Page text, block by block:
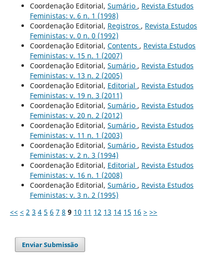
Coordenação Editorial, Sumário , Revista Estudos
Feministas: v. 6 n. 1 (1998)
Coordenação Editorial, Registros , Revista Estudos
Feministas: v. 0 n. 0 (1992)
Coordenação Editorial, Contents , Revista Estudos
Feministas: v. 15 n. 1 (2007)
Coordenação Editorial, Sumário , Revista Estudos
Feministas: v. 13 n. 2 (2005)
Coordenação Editorial, Editorial , Revista Estudos
Feministas: v. 19 n. 3 (2011)
Coordenação Editorial, Sumário , Revista Estudos
Feministas: v. 20 n. 2 (2012)
Coordenação Editorial, Sumário , Revista Estudos
Feministas: v. 11 n. 1 (2003)
Coordenação Editorial, Sumário , Revista Estudos
Feministas: v. 2 n. 3 (1994)
Coordenação Editorial, Editorial , Revista Estudos
Feministas: v. 16 n. 1 (2008)
Coordenação Editorial, Sumário , Revista Estudos
Feministas: v. 3 n. 2 (1995)
<< < 2 3 4 5 6 7 8 9 10 11 12 13 14 15 16 > >>
Enviar Submissão